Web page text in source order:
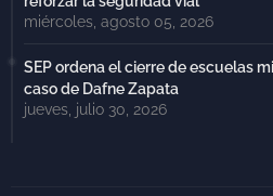
miércoles, agosto 05, 2026
SEP ordena el cierre de escuelas
caso de Dafne Zapata
jueves, julio 30, 2026